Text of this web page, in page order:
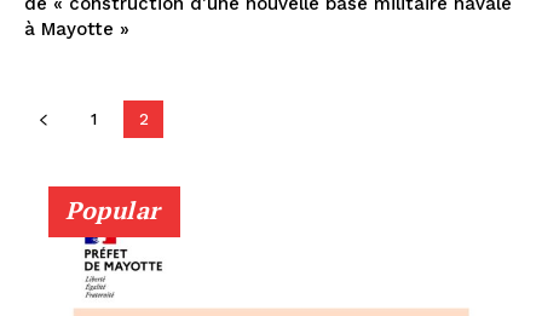
à Mayotte »
1 2
Popular